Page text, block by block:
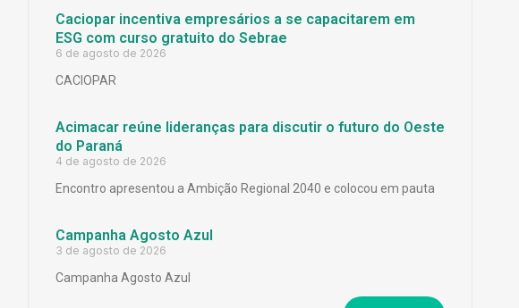
Caciopar incentiva empresários a se capacitarem em
ESG com curso gratuito do Sebrae
6 de agosto de 2026
CACIOPAR
Acimacar reúne lideranças para discutir o futuro do Oeste
do Paraná
4 de agosto de 2026
Encontro apresentou a Ambição Regional 2040 e colocou em pauta
Campanha Agosto Azul
3 de agosto de 2026
Campanha Agosto Azul